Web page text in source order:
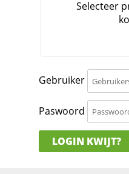
Gebruiker
Paswoord
LOGIN KWIJT?